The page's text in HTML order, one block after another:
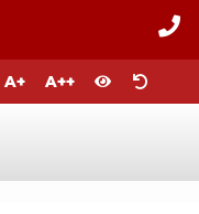
nas
A+ A++